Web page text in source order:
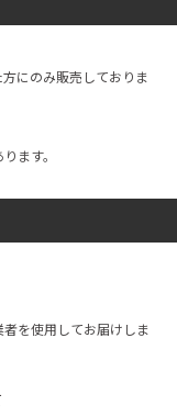
にのみ販売しておりま
ます。
を使用してお届けしま